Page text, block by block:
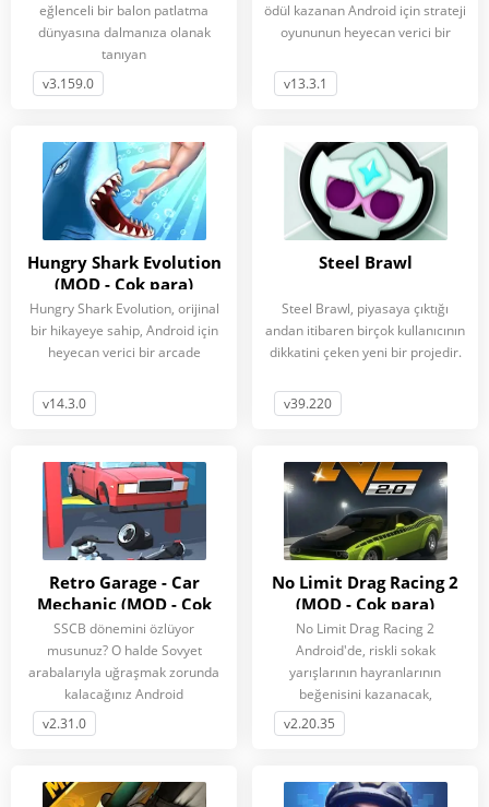
eğlenceli bir balon patlatma
dünyasına dalmanıza olanak
tanıyan
v3.159.0
ödül kazanan Android için strateji
oyununun heyecan verici bir
v13.3.1
Hungry Shark Evolution
(MOD - Çok para)
Hungry Shark Evolution, orijinal
bir hikayeye sahip, Android için
heyecan verici bir arcade
v14.3.0
Steel Brawl
Steel Brawl, piyasaya çıktığı
andan itibaren birçok kullanıcının
dikkatini çeken yeni bir projedir.
v39.220
Retro Garage - Car
Mechanic (MOD - Çok
para)
SSCB dönemini özlüyor
musunuz? O halde Sovyet
arabalarıyla uğraşmak zorunda
kalacağınız Android
v2.31.0
No Limit Drag Racing 2
(MOD - Çok para)
No Limit Drag Racing 2
Android'de, riskli sokak
yarışlarının hayranlarının
beğenisini kazanacak,
v2.20.35